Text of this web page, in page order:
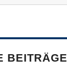
BEITRÄGE